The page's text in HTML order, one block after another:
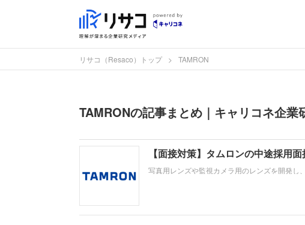
リサコ（Resaco）トップ TAMRON
TAMRONの記事まとめ｜キャリコネ企業
【面接対策】タムロンの中途採用
写真用レンズや監視カメラ用のレンズを開発し